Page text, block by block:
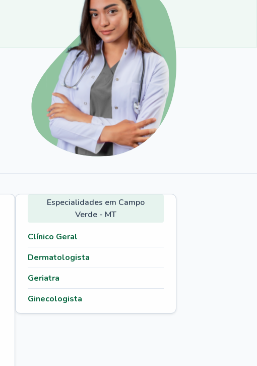
Especialidades em Campo
Verde - MT
Clínico Geral
Dermatologista
Geriatra
Ginecologista